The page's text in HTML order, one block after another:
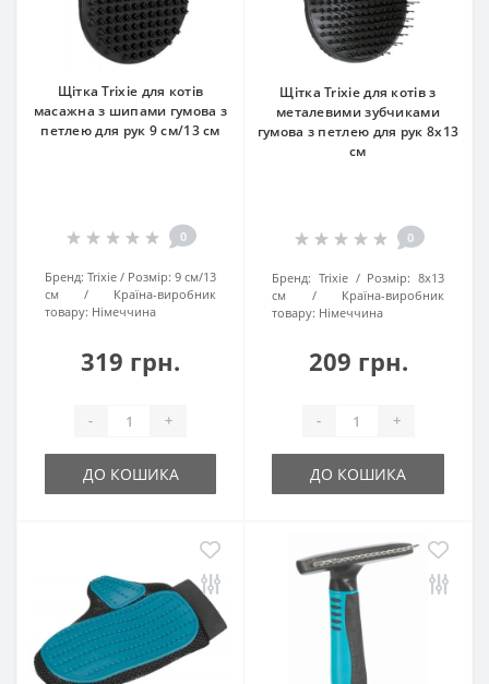
Щітка Trixie для котів
масажна з шипами гумова з
петлею для рук 9 см/13 см
0
Бренд: Trixie Розмір: 9 см/13
см
Країна-виробник
товару: Німеччина
319 грн.
- +
ДО КОШИКА
Щітка Trixie для котів з
металевими зубчиками
гумова з петлею для рук 8х13
см
0
Бренд: Trixie Розмір: 8х13
см
Країна-виробник
товару: Німеччина
209 грн.
- +
ДО КОШИКА